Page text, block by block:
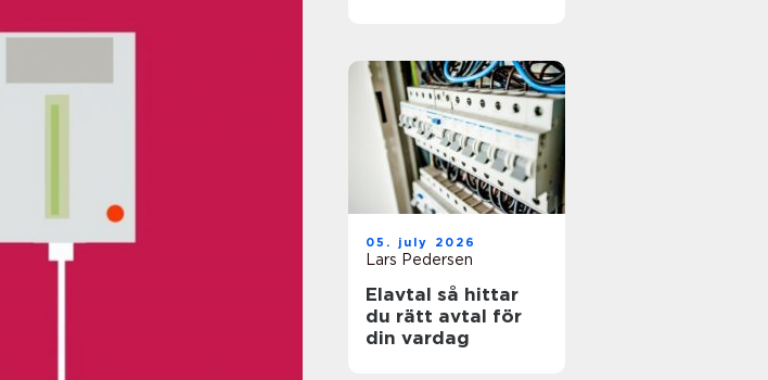
05. july 2026
Lars Pedersen
Elavtal så hittar
du rätt avtal för
din vardag